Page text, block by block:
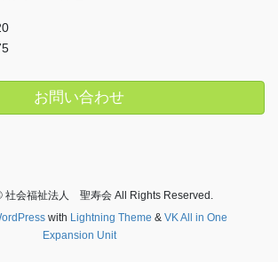
お問い合わせ
社会福祉法人 聖寿会 All Rights Reserved.
with Lightning Theme & VK All in One
Expansion Unit